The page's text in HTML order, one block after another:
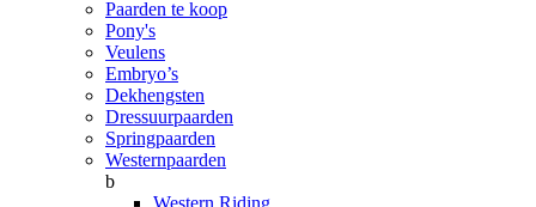
Paarden te koop
Pony's
Veulens
Embryo’s
Dekhengsten
Dressuurpaarden
Springpaarden
Westernpaarden
b
Western Riding